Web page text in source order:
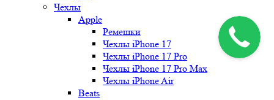
Чехлы
Apple
Ремешки
Чехлы iPhone 17
Чехлы iPhone 17 Pro
Чехлы iPhone 17 Pro Max
Чехлы iPhone Air
Beats